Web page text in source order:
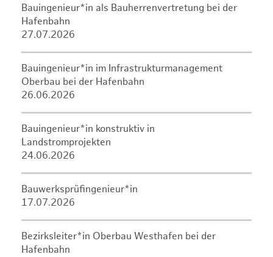
Bauingenieur*in als Bauherrenvertretung bei der
Hafenbahn
27.07.2026
Bauingenieur*in im Infrastrukturmanagement
Oberbau bei der Hafenbahn
26.06.2026
Bauingenieur*in konstruktiv in
Landstromprojekten
24.06.2026
Bauwerksprüfingenieur*in
17.07.2026
Bezirksleiter*in Oberbau Westhafen bei der
Hafenbahn